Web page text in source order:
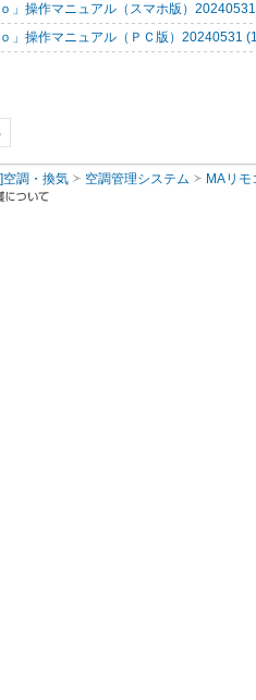
」操作マニュアル（スマホ版）
」操作マニュアル（ＰＣ版）20240531
空調・換気 空調管理システム MAリモ